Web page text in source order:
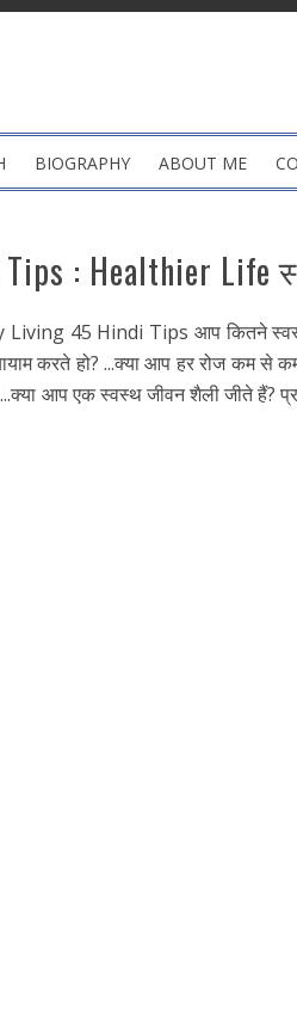
BIOGRAPHY ABOUT ME
: Healthier
Living 45 Hindi Tips आप कितने
करते हो? ...क्या आप हर रोज कम से
....क्या आप एक स्वस्थ जीवन शैली जीते हैं?